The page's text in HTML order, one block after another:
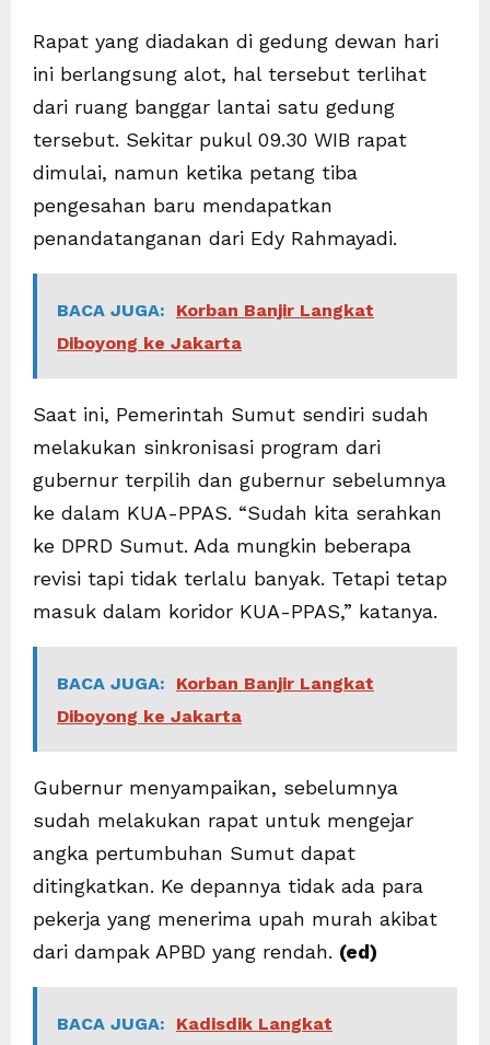
Rapat yang diadakan di gedung dewan hari
ini berlangsung alot, hal tersebut terlihat
dari ruang banggar lantai satu gedung
tersebut. Sekitar pukul 09.30 WIB rapat
dimulai, namun ketika petang tiba
pengesahan baru mendapatkan
penandatanganan dari Edy Rahmayadi.
BACA JUGA:
Korban Banjir Langkat
Diboyong ke Jakarta
Saat ini, Pemerintah Sumut sendiri sudah
melakukan sinkronisasi program dari
gubernur terpilih dan gubernur sebelumnya
ke dalam KUA-PPAS. “Sudah kita serahkan
ke DPRD Sumut. Ada mungkin beberapa
revisi tapi tidak terlalu banyak. Tetapi tetap
masuk dalam koridor KUA-PPAS,” katanya.
BACA JUGA:
Korban Banjir Langkat
Diboyong ke Jakarta
Gubernur menyampaikan, sebelumnya
sudah melakukan rapat untuk mengejar
angka pertumbuhan Sumut dapat
ditingkatkan. Ke depannya tidak ada para
pekerja yang menerima upah murah akibat
dari dampak APBD yang rendah. (ed)
BACA JUGA: Kadisdik Langkat